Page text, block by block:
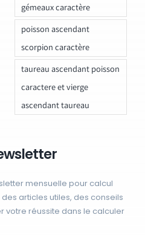
gémeaux caractère
poisson ascendant
scorpion caractère
taureau ascendant poisson
caractere et vierge
ascendant taureau
mensuelle pour calcul
articles utiles, des conseils
votre réussite dans le calculer